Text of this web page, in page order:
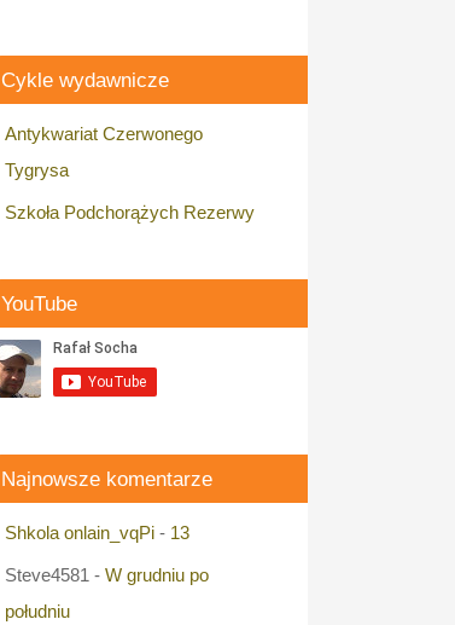
Cykle wydawnicze
Antykwariat Czerwonego
Tygrysa
Szkoła Podchorążych Rezerwy
YouTube
Najnowsze komentarze
Shkola onlain_vqPi - 13
Steve4581 - W grudniu po
południu